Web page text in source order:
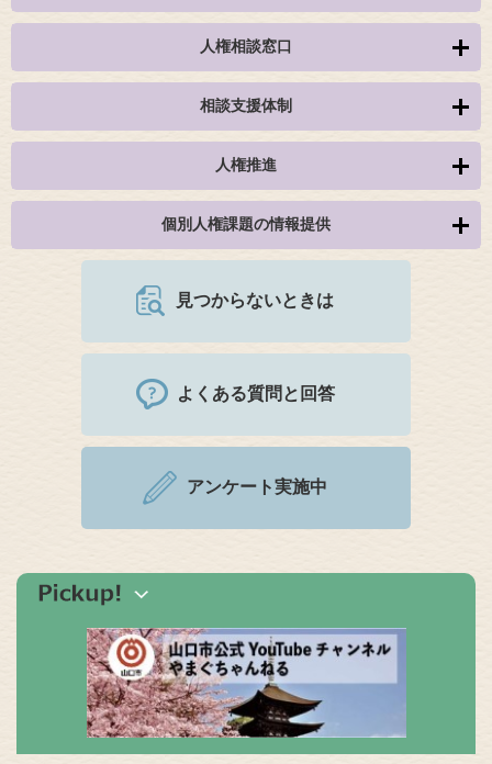
人権相談窓口
相談支援体制
人権推進
個別人権課題の情報提供
見つからないときは
よくある質問と回答
アンケート実施中